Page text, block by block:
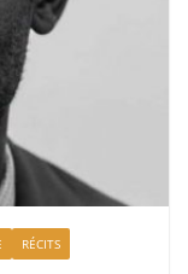
RÉCITS